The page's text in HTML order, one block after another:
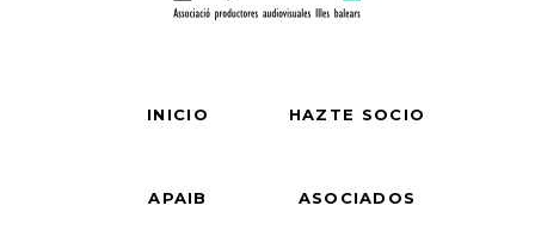
INICIO HAZTE SOCIO
APAIB ASOCIADOS